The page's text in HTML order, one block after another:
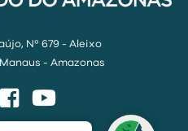
Nº 679 - Aleixo
- Amazonas
Facebook